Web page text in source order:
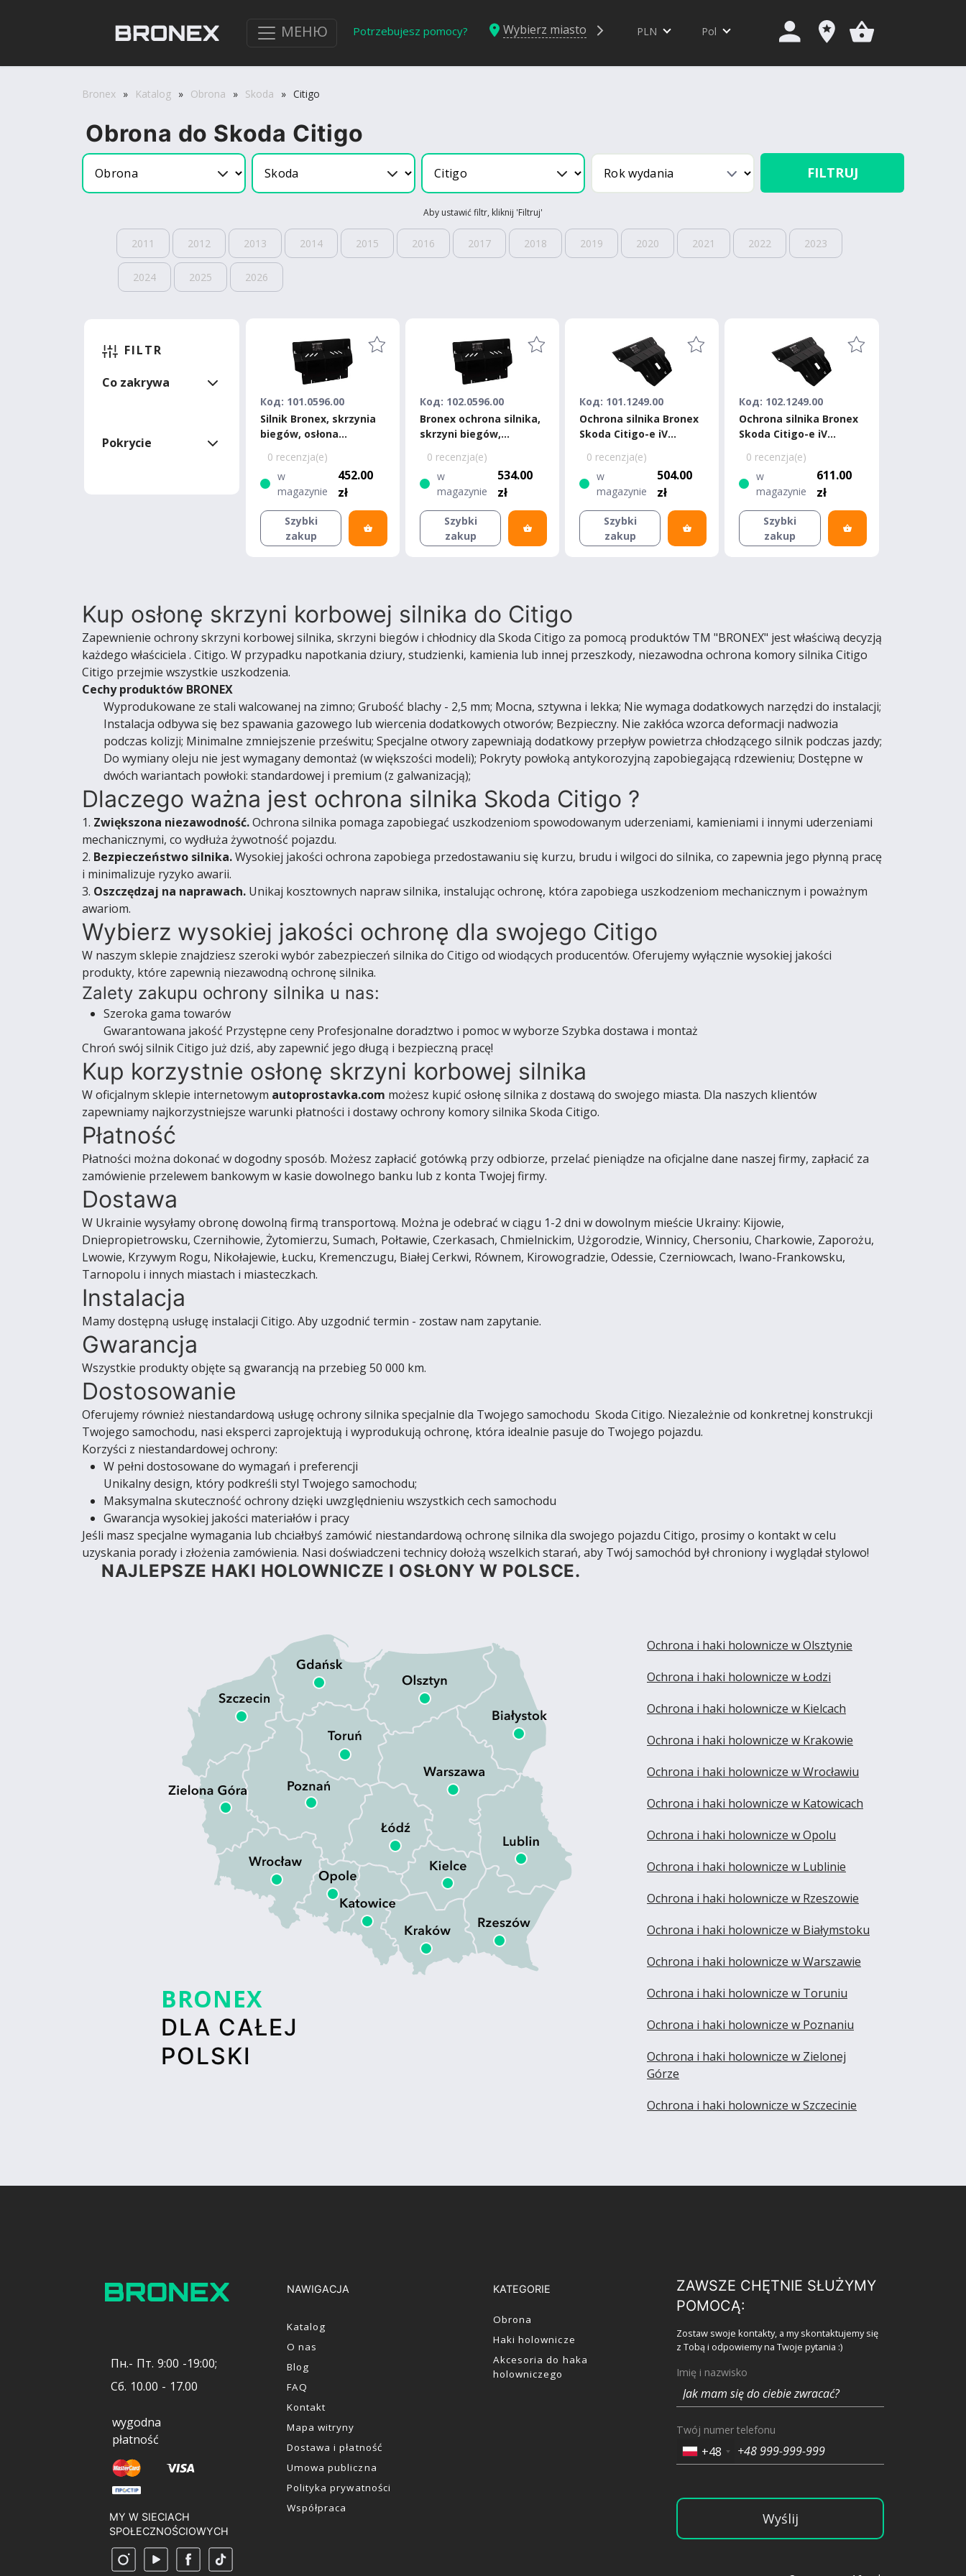
МЕНЮ Potrzebujesz pomocy? Wybierz miasto PLN Pol
Bronex » Katalog » Obrona » Skoda » Citigo
Obrona do Skoda Citigo
FILTRUJ
Aby ustawić filtr, kliknij 'Filtruj'
2011 2012 2013 2014 2015 2016 2017 2018 2019 2020 2021 2022 2023
2024 2025 2026
FILTR
Co zakrywa
Pokrycie
Код: 101.0596.00
Silnik Bronex, skrzynia
biegów, osłona
Standard
0 recenzja(e)
w
magazynie
452.00
zł
Szybki
zakup
Код: 102.0596.00
Bronex ochrona silnika,
skrzyni biegów,
Premium
0 recenzja(e)
w
magazynie
534.00
zł
Szybki
zakup
Код: 101.1249.00
Ochrona silnika Bronex
Skoda Citigo-e iV
0 recenzja(e)
w
magazynie
504.00
zł
Szybki
zakup
Код: 102.1249.00
Ochrona silnika Bronex
Skoda Citigo-e iV
0 recenzja(e)
w
magazynie
611.00
zł
Szybki
zakup
Kup osłonę skrzyni korbowej silnika do Citigo
Zapewnienie ochrony skrzyni korbowej silnika, skrzyni biegów i chłodnicy dla Skoda Citigo za pomocą produktów TM "BRONEX" jest właściwą decyzją
każdego właściciela . Citigo. W przypadku napotkania dziury, studzienki, kamienia lub innej przeszkody, niezawodna ochrona komory silnika Citigo
Citigo przejmie wszystkie uszkodzenia.
Cechy produktów BRONEX
Wyprodukowane ze stali walcowanej na zimno; Grubość blachy - 2,5 mm; Mocna, sztywna i lekka; Nie wymaga dodatkowych narzędzi do instalacji;
Instalacja odbywa się bez spawania gazowego lub wiercenia dodatkowych otworów; Bezpieczny. Nie zakłóca wzorca deformacji nadwozia
podczas kolizji; Minimalne zmniejszenie prześwitu; Specjalne otwory zapewniają dodatkowy przepływ powietrza chłodzącego silnik podczas jazdy;
Do wymiany oleju nie jest wymagany demontaż (w większości modeli); Pokryty powłoką antykorozyjną zapobiegającą rdzewieniu; Dostępne w
dwóch wariantach powłoki: standardowej i premium (z galwanizacją);
Dlaczego ważna jest ochrona silnika Skoda Citigo ?
1. Zwiększona niezawodność.Ochrona silnika pomaga zapobiegać uszkodzeniom spowodowanym uderzeniami, kamieniami i innymi uderzeniami
mechanicznymi, co wydłuża żywotność pojazdu.
2. Bezpieczeństwo silnika.Wysokiej jakości ochrona zapobiega przedostawaniu się kurzu, brudu i wilgoci do silnika, co zapewnia jego płynną pracę
i minimalizuje ryzyko awarii.
3. Oszczędzaj na naprawach. Unikaj kosztownych napraw silnika, instalując ochronę, która zapobiega uszkodzeniom mechanicznym i poważnym
awariom.
Wybierz wysokiej jakości ochronę dla swojego Citigo
W naszym sklepie znajdziesz szeroki wybór zabezpieczeń silnika do Citigo od wiodących producentów. Oferujemy wyłącznie wysokiej jakości
produkty, które zapewnią niezawodną ochronę silnika.
Zalety zakupu ochrony silnika u nas:
Szeroka gama towarów
Gwarantowana jakość Przystępne ceny Profesjonalne doradztwo i pomoc w wyborze Szybka dostawa i montaż
Chroń swój silnik Citigo już dziś, aby zapewnić jego długą i bezpieczną pracę!
Kup korzystnie osłonę skrzyni korbowej silnika
W oficjalnym sklepie internetowym autoprostavka.com możesz kupić osłonę silnika z dostawą do swojego miasta. Dla naszych klientów
zapewniamy najkorzystniejsze warunki płatności i dostawy ochrony komory silnika Skoda Citigo.
Płatność
Płatności można dokonać w dogodny sposób. Możesz zapłacić gotówką przy odbiorze, przelać pieniądze na oficjalne dane naszej firmy, zapłacić za
zamówienie przelewem bankowym w kasie dowolnego banku lub z konta Twojej firmy.
Dostawa
W Ukrainie wysyłamy obronę dowolną firmą transportową. Można je odebrać w ciągu 1-2 dni w dowolnym mieście Ukrainy: Kijowie,
Dniepropietrowsku, Czernihowie, Żytomierzu, Sumach, Połtawie, Czerkasach, Chmielnickim, Użgorodzie, Winnicy, Chersoniu, Charkowie, Zaporożu,
Lwowie, Krzywym Rogu, Nikołajewie, Łucku, Kremenczugu, Białej Cerkwi, Równem, Kirowogradzie, Odessie, Czerniowcach, Iwano-Frankowsku,
Tarnopolu i innych miastach i miasteczkach.
Instalacja
Mamy dostępną usługę instalacji Citigo. Aby uzgodnić termin - zostaw nam zapytanie.
Gwarancja
Wszystkie produkty objęte są gwarancją na przebieg 50 000 km.
Dostosowanie
Oferujemy również niestandardową usługę ochrony silnika specjalnie dla Twojego samochodu Skoda Citigo. Niezależnie od konkretnej konstrukcji
Twojego samochodu, nasi eksperci zaprojektują i wyprodukują ochronę, która idealnie pasuje do Twojego pojazdu.
Korzyści z niestandardowej ochrony:
W pełni dostosowane do wymagań i preferencji
Unikalny design, który podkreśli styl Twojego samochodu;
Maksymalna skuteczność ochrony dzięki uwzględnieniu wszystkich cech samochodu
Gwarancja wysokiej jakości materiałów i pracy
Jeśli masz specjalne wymagania lub chciałbyś zamówić niestandardową ochronę silnika dla swojego pojazdu Citigo, prosimy o kontakt w celu
uzyskania porady i złożenia zamówienia. Nasi doświadczeni technicy dołożą wszelkich starań, aby Twój samochód był chroniony i wyglądał stylowo!
NAJLEPSZE HAKI HOLOWNICZE I OSŁONY W POLSCE.
BRONEX
DLA CAŁEJ
POLSKI
Ochrona i haki holownicze w Olsztynie
Ochrona i haki holownicze w Łodzi
Ochrona i haki holownicze w Kielcach
Ochrona i haki holownicze w Krakowie
Ochrona i haki holownicze w Wrocławiu
Ochrona i haki holownicze w Katowicach
Ochrona i haki holownicze w Opolu
Ochrona i haki holownicze w Lublinie
Ochrona i haki holownicze w Rzeszowie
Ochrona i haki holownicze w Białymstoku
Ochrona i haki holownicze w Warszawie
Ochrona i haki holownicze w Toruniu
Ochrona i haki holownicze w Poznaniu
Ochrona i haki holownicze w Zielonej
Górze
Ochrona i haki holownicze w Szczecinie
Пн.- Пт. 9:00 -19:00;
Сб. 10.00 - 17.00
wygodna
płatność
MY W SIECIACH
SPOŁECZNOŚCIOWYCH
NAWIGACJA
Katalog
O nas
Blog
FAQ
Kontakt
Mapa witryny
Dostawa i płatność
Umowa publiczna
Polityka prywatności
Współpraca
KATEGORIE
Obrona
Haki holownicze
Akcesoria do haka
holowniczego
ZAWSZE CHĘTNIE SŁUŻYMY
POMOCĄ:
Zostaw swoje kontakty, a my skontaktujemy się
z Tobą i odpowiemy na Twoje pytania :)
Imię i nazwisko
Twój numer telefonu
+48
Wyślij